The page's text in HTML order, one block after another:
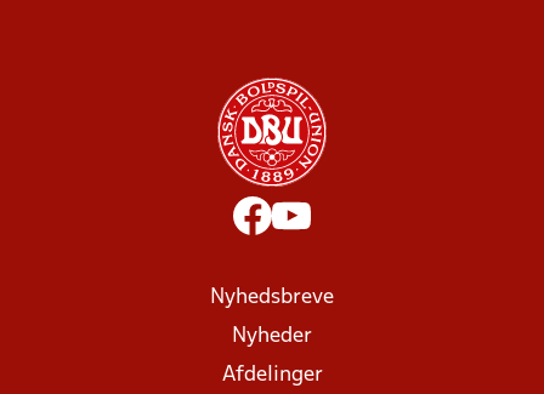
Nyhedsbreve
Nyheder
Afdelinger